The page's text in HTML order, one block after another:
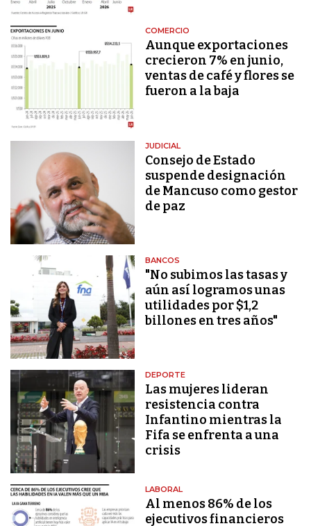
COMERCIO
Aunque exportaciones
crecieron 7% en junio,
ventas de café y flores se
fueron a la baja
JUDICIAL
Consejo de Estado
suspende designación
de Mancuso como gestor
de paz
BANCOS
"No subimos las tasas y
aún así logramos unas
utilidades por $1,2
billones en tres años"
DEPORTE
Las mujeres lideran
resistencia contra
Infantino mientras la
Fifa se enfrenta a una
crisis
LABORAL
Al menos 86% de los
ejecutivos financieros